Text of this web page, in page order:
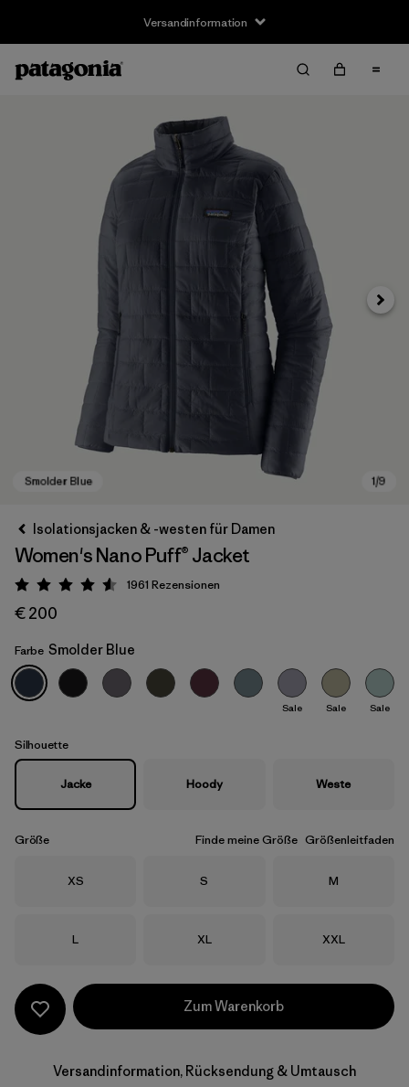
Versandinformation
Smolder Blue
Isolationsjacken & -westen für Damen
Women's Nano Puff® Jacket
Bewertung: 4.6 / 5
1961 Rezensionen
€ 200
Farbe Smolder Blue
Sale Sale Sale
Silhouette
Jacke Hoody Weste
Größe Finde meine Größe Größenleitfaden
Größe
XS Größe
S Größe
M
Größe
L Größe
XL Größe
XXL
Zum Warenkorb
Versandinformation, Rücksendung & Umtausch